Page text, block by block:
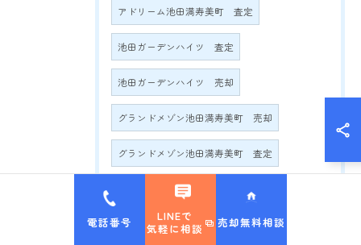
アドリーム池田満寿美町 査定
池田ガーデンハイツ 査定
池田ガーデンハイツ 売却
グランドメゾン池田満寿美町 売却
グランドメゾン池田満寿美町 査定
グランドメゾン満寿美町2016 売却
グランドメゾン満寿美町2016 査定
電話番号
LINEで
気軽に相談
売却無料相談